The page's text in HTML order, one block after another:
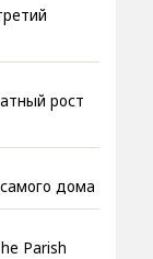
рост
дома
Parish